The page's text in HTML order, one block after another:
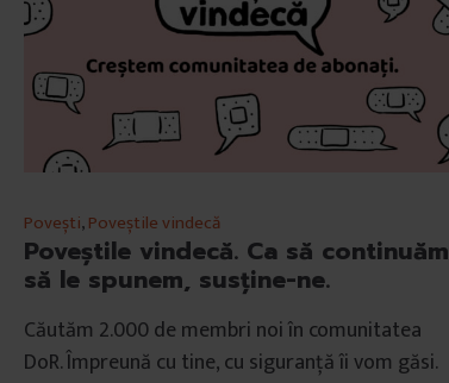
Povești,Poveștile vindecă
Poveștile vindecă. Ca să continuăm
să le spunem, susține-ne.
Căutăm 2.000 de membri noi în comunitatea
DoR. Împreună cu tine, cu siguranță îi vom găsi.